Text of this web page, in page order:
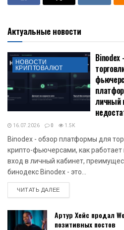
Актуальные новости
НОВОСТИ
КРИПТОВАЛЮТ
личный
16.07.2026 0 1.5K
Binodex - обзор платформы для
крипто-фьючерсами, как
вход в личный кабинет,
бинодекс Binodex - это...
ЧИТАТЬ ДАЛЕЕDETAILS
Артур Хейс продал
позитивных постов